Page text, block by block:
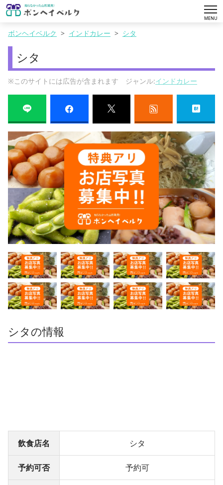
MENU
ボンヘイベルク インドカレー シタ
シタ
※このサイトには広告が含まれます ジャンル:インドカレー
シタの情報
飲食店名 シタ
予約可否 予約可